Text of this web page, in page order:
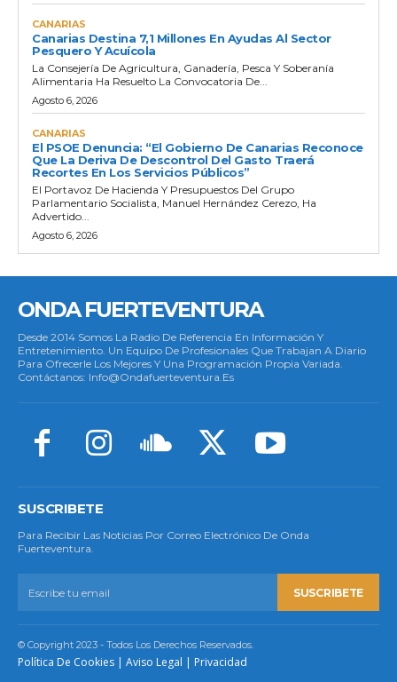
CANARIAS
Canarias Destina 7,1 Millones En Ayudas Al Sector
Pesquero Y Acuícola
La Consejería De Agricultura, Ganadería, Pesca Y Soberanía
Alimentaria Ha Resuelto La Convocatoria De...
Agosto 6, 2026
CANARIAS
El PSOE Denuncia: “El Gobierno De Canarias Reconoce
Que La Deriva De Descontrol Del Gasto Traerá
Recortes En Los Servicios Públicos”
El Portavoz De Hacienda Y Presupuestos Del Grupo
Parlamentario Socialista, Manuel Hernández Cerezo, Ha
Advertido...
Agosto 6, 2026
ONDA FUERTEVENTURA
Desde 2014 Somos La Radio De Referencia En Información Y
Entretenimiento. Un Equipo De Profesionales Que Trabajan A Diario
Para Ofrecerle Los Mejores Y Una Programación Propia Variada.
Contáctanos: Info@ondafuerteventura.es
SUSCRIBETE
Para Recibir Las Noticias Por Correo Electrónico De Onda
Fuerteventura.
SUSCRIBETE
© Copyright 2023 - Todos Los Derechos Reservados.
Política De Cookies | Aviso Legal | Privacidad